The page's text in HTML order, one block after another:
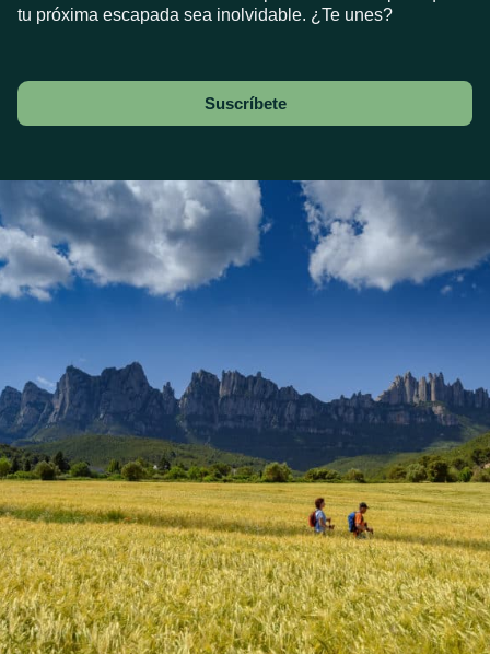
tu próxima escapada sea inolvidable. ¿Te unes?
Suscríbete